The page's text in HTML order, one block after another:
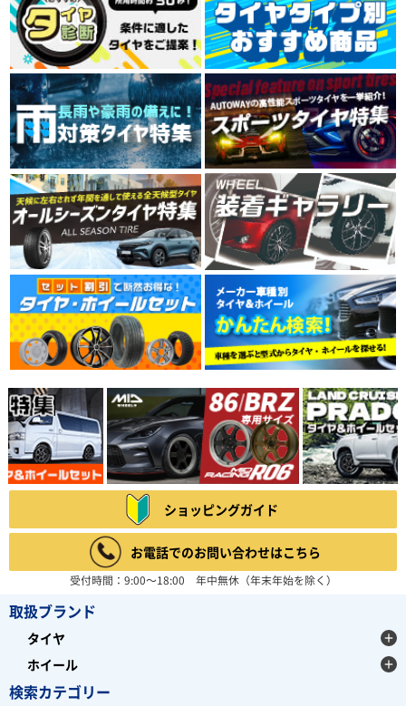
ショッピングガイド
お電話でのお問い合わせはこちら
受付時間：9:00～18:00 年中無休（年末年始を除く）
取扱ブランド
タイヤ
ホイール
検索カテゴリー